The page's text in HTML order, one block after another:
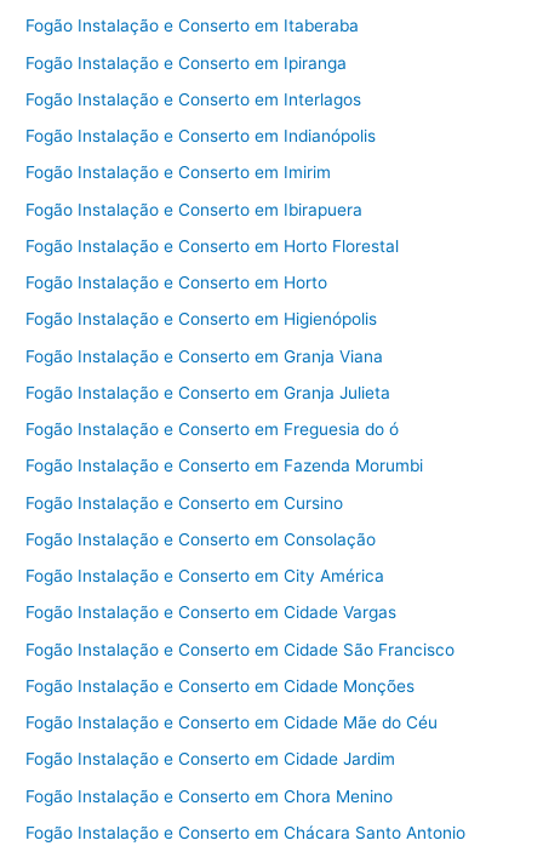
Fogão Instalação e Conserto em Itaberaba
Fogão Instalação e Conserto em Ipiranga
Fogão Instalação e Conserto em Interlagos
Fogão Instalação e Conserto em Indianópolis
Fogão Instalação e Conserto em Imirim
Fogão Instalação e Conserto em Ibirapuera
Fogão Instalação e Conserto em Horto Florestal
Fogão Instalação e Conserto em Horto
Fogão Instalação e Conserto em Higienópolis
Fogão Instalação e Conserto em Granja Viana
Fogão Instalação e Conserto em Granja Julieta
Fogão Instalação e Conserto em Freguesia do ó
Fogão Instalação e Conserto em Fazenda Morumbi
Fogão Instalação e Conserto em Cursino
Fogão Instalação e Conserto em Consolação
Fogão Instalação e Conserto em City América
Fogão Instalação e Conserto em Cidade Vargas
Fogão Instalação e Conserto em Cidade São Francisco
Fogão Instalação e Conserto em Cidade Monções
Fogão Instalação e Conserto em Cidade Mãe do Céu
Fogão Instalação e Conserto em Cidade Jardim
Fogão Instalação e Conserto em Chora Menino
Fogão Instalação e Conserto em Chácara Santo Antonio